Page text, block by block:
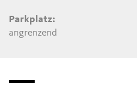
Parkplatz:
angrenzend